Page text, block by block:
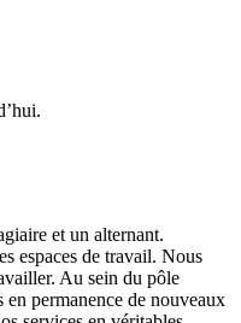
et un alternant.
espaces de travail. Nous
Au sein du pôle
en permanence de nouveaux